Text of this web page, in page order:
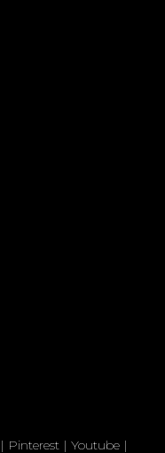
| Pinterest| Youtube|